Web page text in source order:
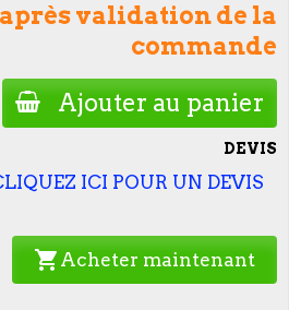
après validation de la
commande
Ajouter au panier
DEVIS
ICI POUR UN DEVIS
shopping_cart Acheter maintenant